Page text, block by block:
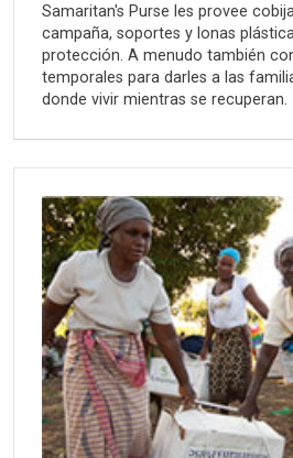
Samaritan's Purse les provee
campaña, soportes y lonas
protección. A menudo también
temporales para darles a las
donde vivir mientras se recuperan.